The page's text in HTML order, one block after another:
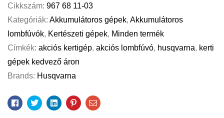
Cikkszám: 967 68 11-03
Kategóriák: Akkumulátoros gépek, Akkumulátoros
lombfúvók, Kertészeti gépek, Minden termék
Címkék: akciós kertigép, akciós lombfúvó, husqvarna, kerti
gépek kedvező áron
Brands: Husqvarna
Facebook
TwitterLinkedinPinterestEmail